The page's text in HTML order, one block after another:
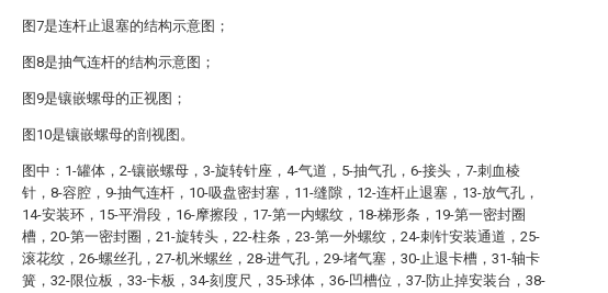
图7是连杆止退塞的结构示意图；
图8是抽气连杆的结构示意图；
图9是镶嵌螺母的正视图；
图10是镶嵌螺母的剖视图。
图中：1-罐体，2-镶嵌螺母，3-旋转针座，4-气道，5-抽气孔，6-接头，7-刺血棱
针，8-容腔，9-抽气连杆，10-吸盘密封塞，11-缝隙，12-连杆止退塞，13-放气孔，
14-安装环，15-平滑段，16-摩擦段，17-第一内螺纹，18-梯形条，19-第一密封圈
槽，20-第一密封圈，21-旋转头，22-柱条，23-第一外螺纹，24-刺针安装通道，25-
滚花纹，26-螺丝孔，27-机米螺丝，28-进气孔，29-堵气塞，30-止退卡槽，31-轴卡
簧，32-限位板，33-卡板，34-刻度尺，35-球体，36-凹槽位，37-防止掉安装台，38-